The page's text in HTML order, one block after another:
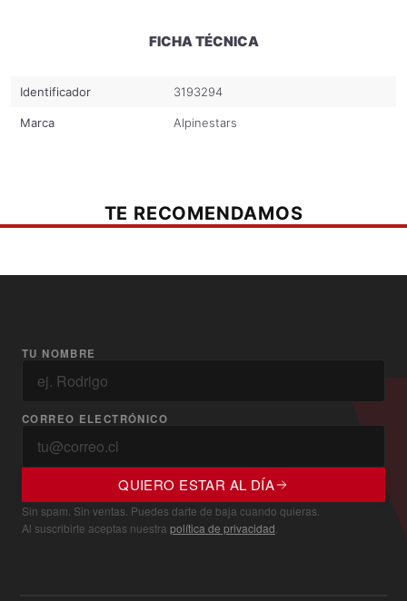
FICHA TÉCNICA
Identificador 3193294
Marca Alpinestars
TE RECOMENDAMOS
TU NOMBRE
CORREO ELECTRÓNICO
QUIERO ESTAR AL DÍA
Sin spam. Sin ventas. Puedes darte de baja cuando quieras.
Al suscribirte aceptas nuestra política de privacidad.